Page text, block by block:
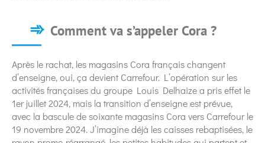
Comment va s’appeler Cora ?
Après le rachat, les magasins Cora français changent
d’enseigne, oui, ça devient Carrefour. L’opération sur les
activités françaises du groupe Louis Delhaize a pris effet le
1er juillet 2024, mais la transition d’enseigne est prévue,
avec la bascule de soixante magasins Cora vers Carrefour le
19 novembre 2024. J’imagine déjà les caisses rebaptisées, le